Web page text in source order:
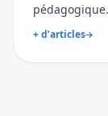
pédagogique.
+ d’articles